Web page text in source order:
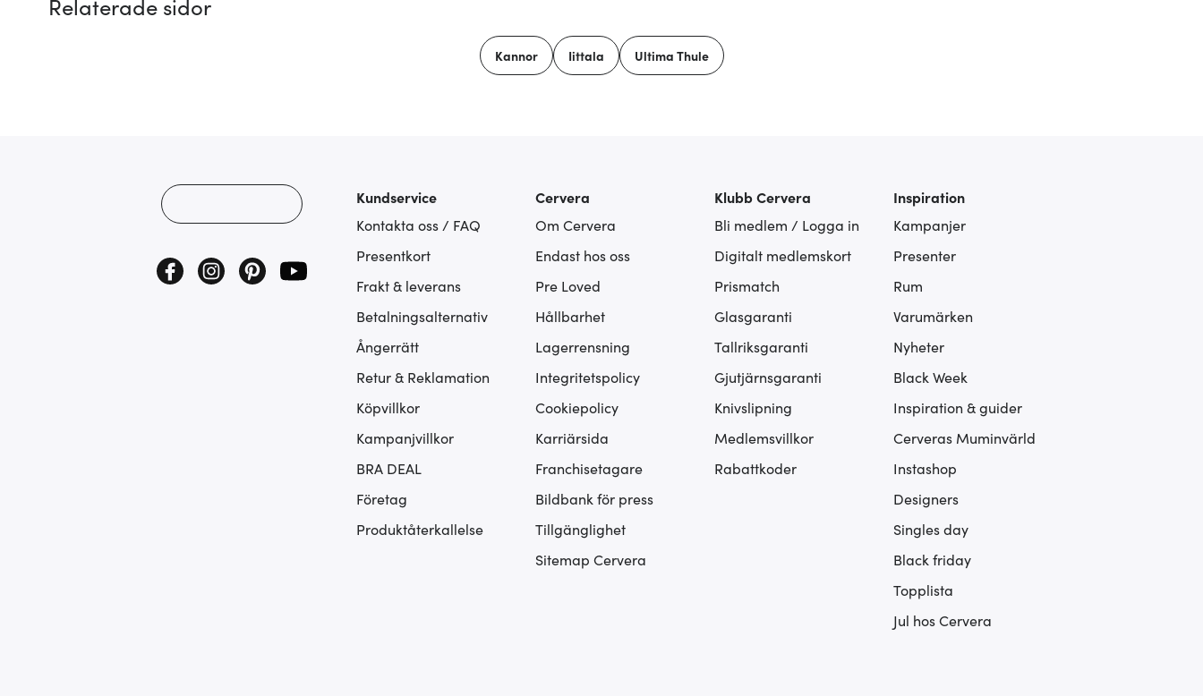
Kannor Iittala Ultima Thule
Kundservice
Kontakta oss / FAQ
Presentkort
Frakt & leverans
Betalningsalternativ
Ångerrätt
Retur & Reklamation
Köpvillkor
Kampanjvillkor
BRA DEAL
Företag
Produktåterkallelse
Cervera
Om Cervera
Endast hos oss
Pre Loved
Hållbarhet
Lagerrensning
Integritetspolicy
Cookiepolicy
Karriärsida
Franchisetagare
Bildbank för press
Tillgänglighet
Sitemap Cervera
Klubb Cervera
Bli medlem / Logga in
Digitalt medlemskort
Prismatch
Glasgaranti
Tallriksgaranti
Gjutjärnsgaranti
Knivslipning
Medlemsvillkor
Rabattkoder
Inspiration
Kampanjer
Presenter
Rum
Varumärken
Nyheter
Black Week
Inspiration & guider
Cerveras Muminvärld
Instashop
Designers
Singles day
Black friday
Topplista
Jul hos Cervera